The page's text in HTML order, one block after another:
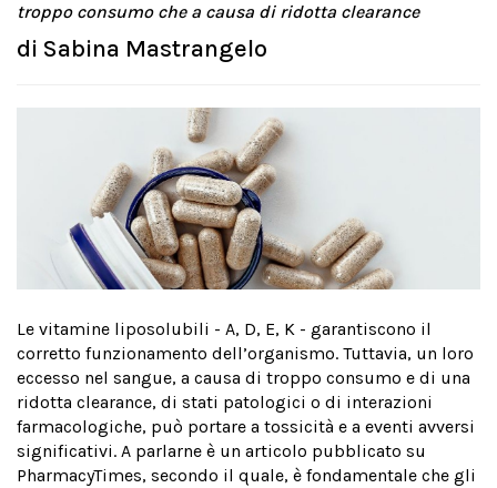
troppo consumo che a causa di ridotta clearance
di Sabina Mastrangelo
Le vitamine liposolubili - A, D, E, K - garantiscono il
corretto funzionamento dell’organismo. Tuttavia, un loro
eccesso nel sangue, a causa di troppo consumo e di una
ridotta clearance, di stati patologici o di interazioni
farmacologiche, può portare a tossicità e a eventi avversi
significativi. A parlarne è un articolo pubblicato su
PharmacyTimes, secondo il quale, è fondamentale che gli